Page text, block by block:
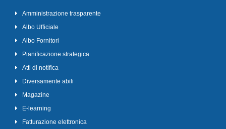
Amministrazione trasparente
Albo Ufficiale
Albo Fornitori
Pianificazione strategica
Atti di notifica
Diversamente abili
Magazine
E-learning
Fatturazione elettronica